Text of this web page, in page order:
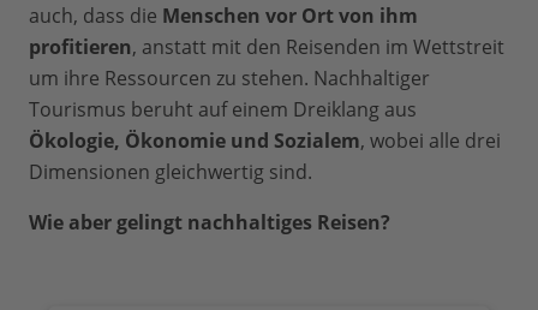
auch, dass die Menschen vor Ort von ihm
profitieren, anstatt mit den Reisenden im Wettstreit
um ihre Ressourcen zu stehen. Nachhaltiger
Tourismus beruht auf einem Dreiklang aus
Ökologie, Ökonomie und Sozialem, wobei alle drei
Dimensionen gleichwertig sind.
Wie aber gelingt nachhaltiges Reisen?